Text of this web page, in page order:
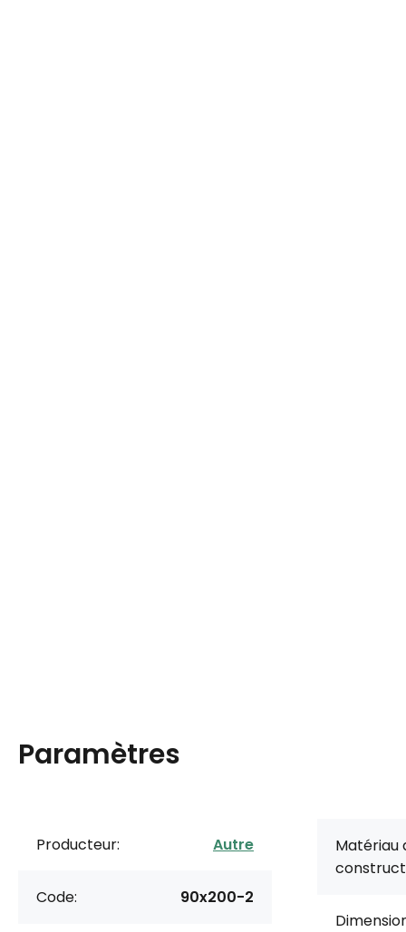
Paramètres
Producteur: Autre
Code: 90x200-2
Matériau